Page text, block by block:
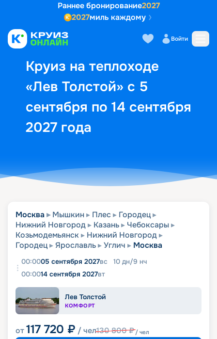
Раннее бронирование2027
2027миль каждому
Войти
Круиз на теплоходе
«Лев Толстой» с 5
сентября по 14 сентября
2027 года
Выбор кают Маршрут и
Москва Мышкин Плес
Городец
Нижний Новгород
Казань
Чебоксары
Козьмодемьянск
Нижний Новгород
Городец
Ярославль Углич Москва
00:0005 сентября 2027вс 10 дн/9 нч
00:0014 сентября 2027вт
Лев Толстой
КОМФОРТ
от117 720 ₽ / чел130 800₽/ чел